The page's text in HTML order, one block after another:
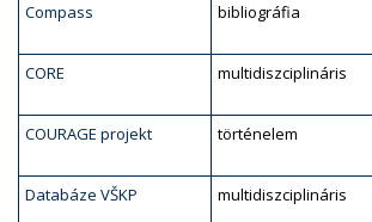
Compass bibliográfia
CORE multidiszciplináris
COURAGE projekt történelem
Databáze VŠKP multidiszciplináris